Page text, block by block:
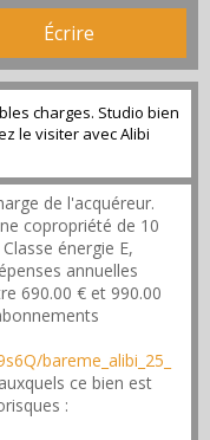
Écrire
charges. Studio bien
le visiter avec Alibi
de l'acquéreur.
copropriété de 10
énergie E,
annuelles
690.00 € et 990.00
bareme_alibi_25_
ce bien est
: